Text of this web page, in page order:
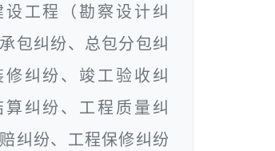
工程（勘察设计纠
包纠纷、总包分包纠
纠纷、竣工验收纠
纠纷、工程质量纠
纠纷、工程保修纠纷